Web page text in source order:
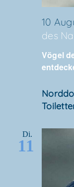
Vögel
10
des
Di.
11